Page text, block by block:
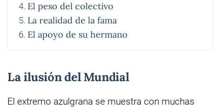
El peso del colectivo
La realidad de la fama
El apoyo de su hermano
La ilusión del Mundial
El extremo azulgrana se muestra con muchas